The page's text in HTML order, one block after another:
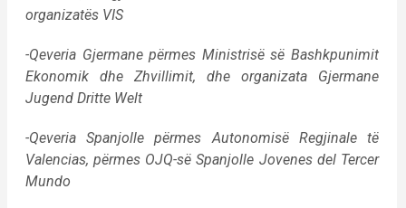
organizatës VIS
-Qeveria Gjermane përmes Ministrisë së Bashkpunimit
Ekonomik dhe Zhvillimit, dhe organizata Gjermane
Jugend Dritte Welt
-Qeveria Spanjolle përmes Autonomisë Regjinale të
Valencias, përmes OJQ-së Spanjolle Jovenes del Tercer
Mundo